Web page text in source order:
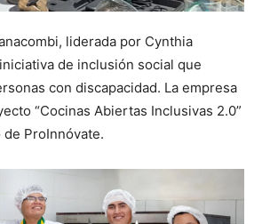
liderada por Cynthia
de inclusión social que
con discapacidad. La empresa
“Cocinas Abiertas Inclusivas 2.0”
ProInnóvate.